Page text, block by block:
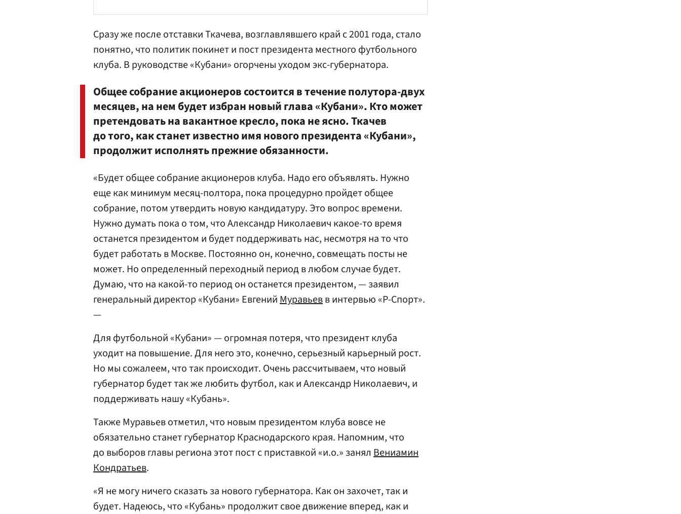
Сразу же после отставки Ткачева, возглавлявшего край с 2001 года, стало
понятно, что политик покинет и пост президента местного футбольного
клуба. В руководстве «Кубани» огорчены уходом экс-губернатора.
Общее собрание акционеров состоится в течение полутора-двух
месяцев, на нем будет избран новый глава «Кубани». Кто может
претендовать на вакантное кресло, пока не ясно. Ткачев
до того, как станет известно имя нового президента «Кубани»,
продолжит исполнять прежние обязанности.
«Будет общее собрание акционеров клуба. Надо его объявлять. Нужно
еще как минимум месяц-полтора, пока процедурно пройдет общее
собрание, потом утвердить новую кандидатуру. Это вопрос времени.
Нужно думать пока о том, что Александр Николаевич какое-то время
останется президентом и будет поддерживать нас, несмотря на то что
будет работать в Москве. Постоянно он, конечно, совмещать посты не
может. Но определенный переходный период в любом случае будет.
Думаю, что на какой-то период он останется президентом, — заявил
генеральный директор «Кубани» ЕвгенийМуравьевв интервью «Р-Спорт».
—
Для футбольной «Кубани» — огромная потеря, что президент клуба
уходит на повышение. Для него это, конечно, серьезный карьерный рост.
Но мы сожалеем, что так происходит. Очень рассчитываем, что новый
губернатор будет так же любить футбол, как и Александр Николаевич, и
поддерживать нашу «Кубань».
Также Муравьев отметил, что новым президентом клуба вовсе не
обязательно станет губернатор Краснодарского края. Напомним, что
до выборов главы региона этот пост с приставкой «и.о.» занял Вениамин
Кондратьев.
«Я не могу ничего сказать за нового губернатора. Как он захочет, так и
будет. Надеюсь, что «Кубань» продолжит свое движение вперед, как и